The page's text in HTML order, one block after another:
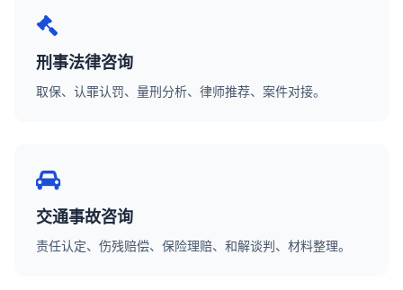
刑事法律咨询
取保、认罪认罚、量刑分析、律师推荐、案件对接。
交通事故咨询
责任认定、伤残赔偿、保险理赔、和解谈判、材料整理。